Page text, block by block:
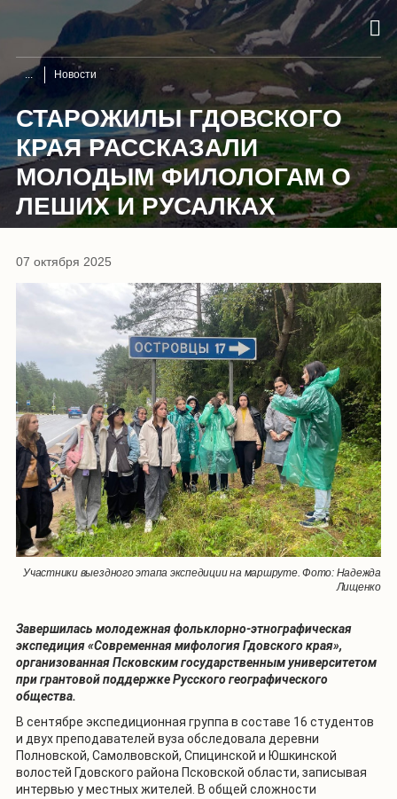
Новости
СТАРОЖИЛЫ ГДОВСКОГО
КРАЯ РАССКАЗАЛИ
МОЛОДЫМ ФИЛОЛОГАМ О
ЛЕШИХ И РУСАЛКАХ
07 октября 2025
Участники выездного этапа экспедиции на маршруте. Фото: Надежда
Лищенко
Завершилась молодежная фольклорно-этнографическая
экспедиция «Современная мифология Гдовского края»,
организованная Псковским государственным университетом
при грантовой поддержке Русского географического
общества.
В сентябре экспедиционная группа в составе 16 студентов
и двух преподавателей вуза обследовала деревни
Полновской, Самолвовской, Спицинской и Юшкинской
волостей Гдовского района Псковской области, записывая
интервью у местных жителей. В общей сложности